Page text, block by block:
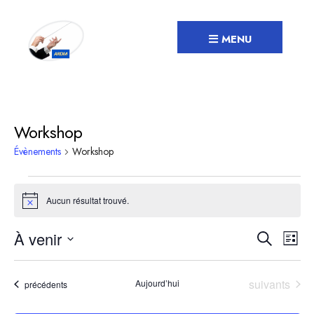
content
MENU
Workshop
Évènements Workshop
Évènements
Notice Aucun résultat trouvé.
et
Recherche
de
Liste
À venir
Sélectionnez
uneÉvènements
précédents Aujourd’hui Évènements
suivants